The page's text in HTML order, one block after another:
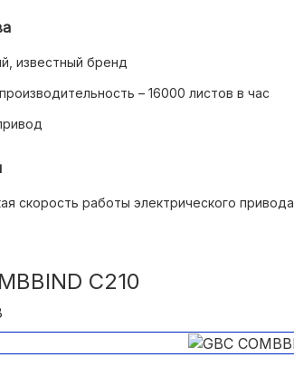
известный бренд
– 16000 листов в час
скорость работы электрического привода
C210